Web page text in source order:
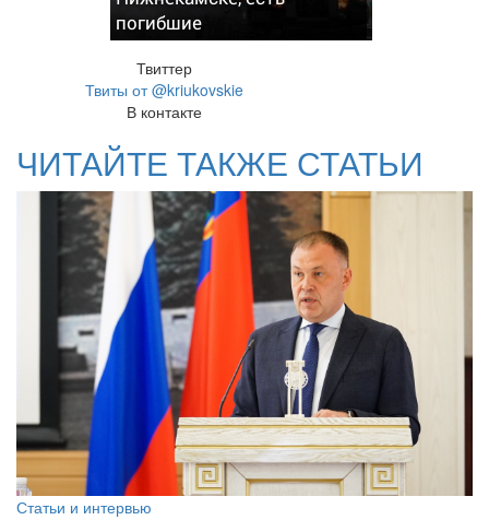
погибшие
Твиттер
Твиты от @kriukovskie
В контакте
ЧИТАЙТЕ ТАКЖЕ СТАТЬИ
Статьи и интервью